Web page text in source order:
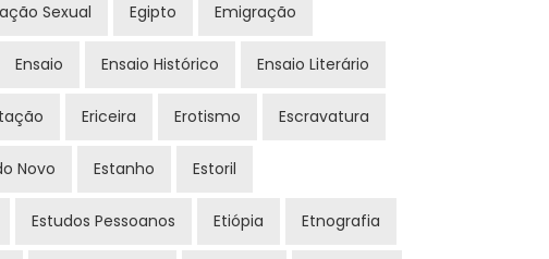
Sexual Egipto Emigração
Ensaio Ensaio Histórico Ensaio Literário
Ericeira Erotismo Escravatura
Novo Estanho Estoril
Estudos Pessoanos Etiópia Etnografia